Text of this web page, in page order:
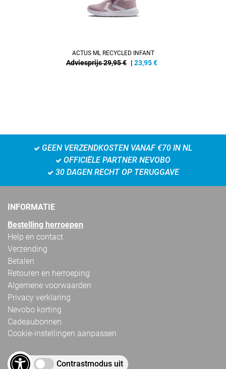
ACTUS ML RECYCLED INFANT
Adviesprijs 29,95 € | 23,95€
GEEN VERZENDKOSTEN VANAF €70 IN NL
OFFICIËLE PARTNER NEVOBO
30 DAGEN RECHT OP TERUGGAVE
INFORMATIE
Bestelling herroepen
Help en contact
Verzending
Betalen
Retouren en herroeping
Algemene voorwaarden
Privacy verklaring
Nevobo korting
Cadeaubonnen
Cookie-instellingen aanpassen
Contrastmodus uit